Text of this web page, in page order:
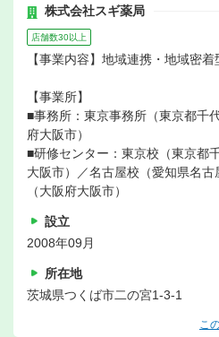
株式会社スギ薬局
店舗数30以上
【事業内容】地域連携・地域密
【事業所】
■事務所：東京事務所（東京都千
府大阪市）
■研修センター：東京校（東京都
大阪市）／名古屋校（愛知県名
（大阪府大阪市）
設立
2008年09月
所在地
茨城県つくば市二の宮1-3-1
こ